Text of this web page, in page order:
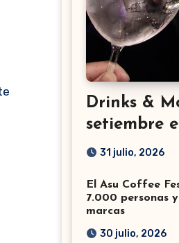
Drinks &
setiembre
31 julio, 2026
El Asu Coffee
7.000 personas
marcas
30 julio, 2026